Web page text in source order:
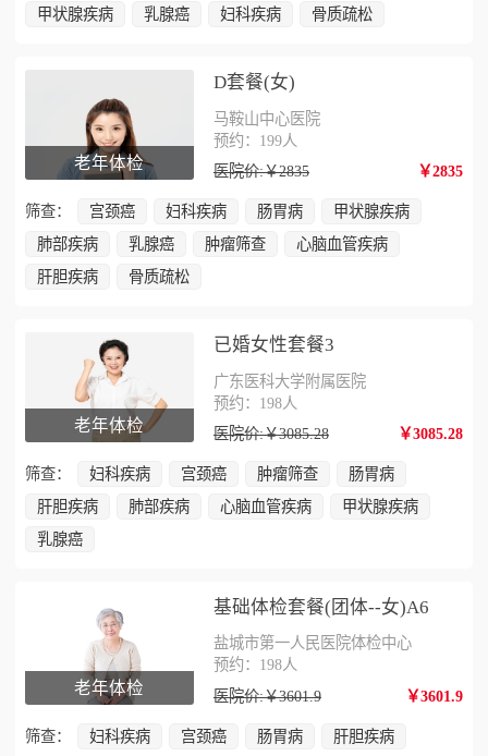
甲状腺疾病
乳腺癌 妇科疾病 骨质疏松
老年体检
D套餐(女)
马鞍山中心医院
预约：199人
医院价:￥2835
￥2835
筛查： 宫颈癌 妇科疾病 肠胃病
甲状腺疾病
肺部疾病
乳腺癌 肿瘤筛查
心脑血管疾病
肝胆疾病
骨质疏松
老年体检
已婚女性套餐3
广东医科大学附属医院
预约：198人
医院价:￥3085.28
￥3085.28
筛查： 妇科疾病 宫颈癌 肿瘤筛查
肠胃病
肝胆疾病
肺部疾病 心脑血管疾病
甲状腺疾病
乳腺癌
老年体检
基础体检套餐(团体--女)A6
盐城市第一人民医院体检中心
预约：198人
医院价:￥3601.9
￥3601.9
筛查： 妇科疾病 宫颈癌 肠胃病
肝胆疾病